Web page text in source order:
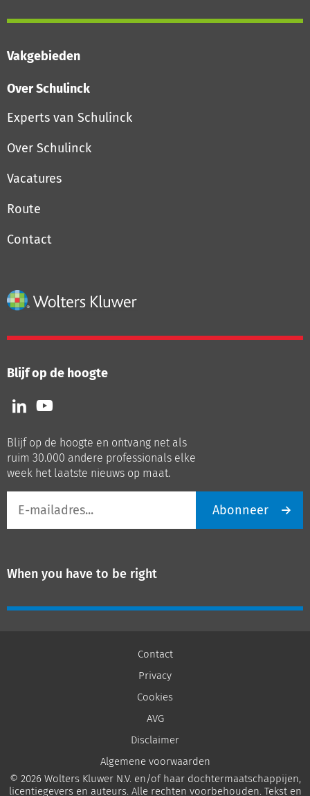
Vakgebieden
Over Schulinck
Experts van Schulinck
Over Schulinck
Vacatures
Route
Contact
Blijf op de hoogte
Volg
ons
LinkedIn
Volg
ons
Youtube
Blijf op de hoogte en ontvang net als
ruim 30.000 andere professionals elke
week het laatste nieuws op maat.
mailadres
Abonneer
When you have to be right
Contact
Privacy
Cookies
AVG
Disclaimer
Algemene voorwaarden
© 2026 Wolters Kluwer N.V. en/of haar dochtermaatschappijen,
licentiegevers en auteurs. Alle rechten voorbehouden. Tekst en